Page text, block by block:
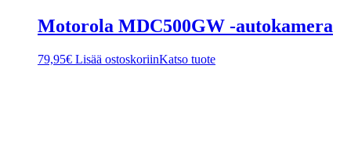
Motorola MDC500GW -autokamera
79,95€ Lisää ostoskoriinKatso tuote